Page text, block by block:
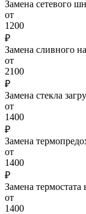
Замена сетевого
от
1200
₽
Замена сливного
от
2100
₽
Замена стекла
от
1400
₽
Замена
от
1400
₽
Замена
от
1400